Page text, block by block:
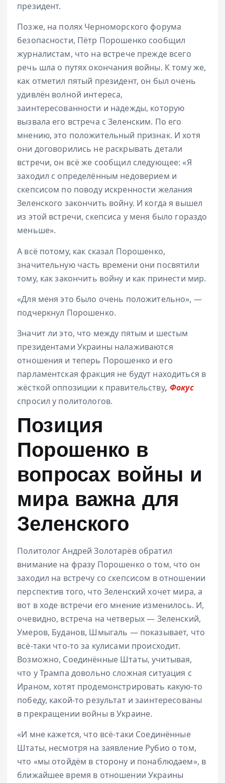
президент.
Позже, на полях Черноморского форума
безопасности, Пётр Порошенко сообщил
журналистам, что на встрече прежде всего
речь шла о путях окончания войны. К тому же,
как отметил пятый президент, он был очень
удивлён волной интереса,
заинтересованности и надежды, которую
вызвала его встреча с Зеленским. По его
мнению, это положительный признак. И хотя
они договорились не раскрывать детали
встречи, он всё же сообщил следующее: «Я
заходил с определённым недоверием и
скепсисом по поводу искренности желания
Зеленского закончить войну. И когда я вышел
из этой встречи, скепсиса у меня было гораздо
меньше».
А всё потому, как сказал Порошенко,
значительную часть времени они посвятили
тому, как закончить войну и как принести мир.
«Для меня это было очень положительно», —
подчеркнул Порошенко.
Значит ли это, что между пятым и шестым
президентами Украины налаживаются
отношения и теперь Порошенко и его
парламентская фракция не будут находиться в
жёсткой оппозиции к правительству, Фокус
спросил у политологов.
Позиция
Порошенко в
вопросах войны и
мира важна для
Зеленского
Политолог Андрей Золотарёв обратил
внимание на фразу Порошенко о том, что он
заходил на встречу со скепсисом в отношении
перспектив того, что Зеленский хочет мира, а
вот в ходе встречи его мнение изменилось. И,
очевидно, встреча на четверых — Зеленский,
Умеров, Буданов, Шмыгаль — показывает, что
всё-таки что-то за кулисами происходит.
Возможно, Соединённые Штаты, учитывая,
что у Трампа довольно сложная ситуация с
Ираном, хотят продемонстрировать какую-то
победу, какой-то результат и заинтересованы
в прекращении войны в Украине.
«И мне кажется, что всё-таки Соединённые
Штаты, несмотря на заявление Рубио о том,
что «мы отойдём в сторону и понаблюдаем», в
ближайшее время в отношении Украины